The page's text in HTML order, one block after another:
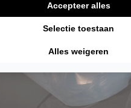
Alles weigeren
Selectie toestaan
Accepteer alles